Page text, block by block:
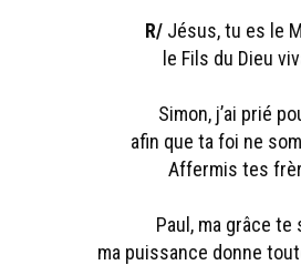
R/ Jésus, tu es le
le Fils du Dieu
Simon, j’ai prié
afin que ta foi ne
Affermis tes
Paul, ma grâce te
ma puissance donne